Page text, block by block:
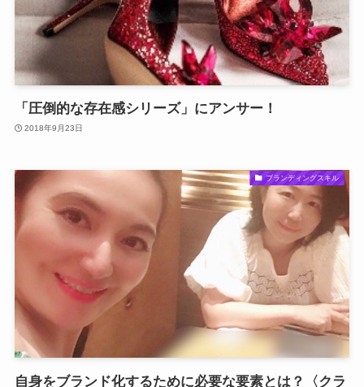
「圧倒的な存在感シリーズ」にアンサー！
2018年9月23日
ブランディングスキル
自身をブランド化するために必要な要素とは？〈クラ